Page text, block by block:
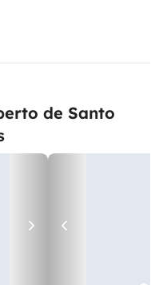
de Santo